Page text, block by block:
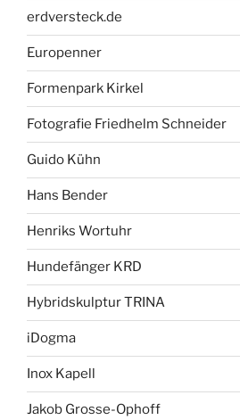
erdversteck.de
Europenner
Formenpark Kirkel
Fotografie Friedhelm Schneider
Guido Kühn
Hans Bender
Henriks Wortuhr
Hundefänger KRD
Hybridskulptur TRINA
iDogma
Inox Kapell
Jakob Grosse-Ophoff